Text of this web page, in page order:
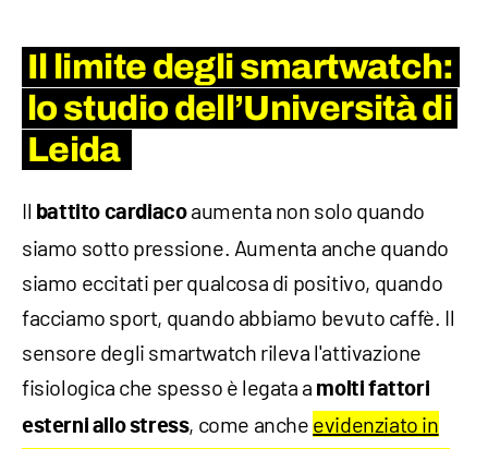
Il limite degli smartwatch:
lo studio dell’Università di
Leida
Il battito cardiacoaumenta non solo quando
siamo sotto pressione. Aumenta anche quando
siamo eccitati per qualcosa di positivo, quando
facciamo sport, quando abbiamo bevuto caffè. Il
sensore degli smartwatch rileva l'attivazione
fisiologica che spesso è legata a molti fattori
esterni allo stress, come anche evidenziato in